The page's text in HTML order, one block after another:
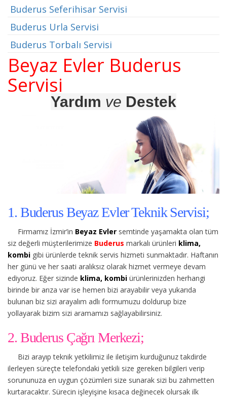
Buderus Seferihisar Servisi
Buderus Urla Servisi
Buderus Torbalı Servisi
Beyaz Evler Buderus
Servisi
Yardım ve Destek
1. Buderus Beyaz Evler Teknik Servisi;
Firmamız İzmir’in Beyaz Evler semtinde yaşamakta olan tüm
siz değerli müşterilerimize Buderus markalı ürünleri klima,
kombi gibi ürünlerde teknik servis hizmeti sunmaktadır. Haftanın
her günü ve her saati aralıksız olarak hizmet vermeye devam
ediyoruz. Eğer sizinde klima, kombi ürünlerinizden herhangi
birinde bir arıza var ise hemen bizi arayabilir veya yukarıda
bulunan biz sizi arayalım adlı formumuzu doldurup bize
yollayarak bizim sizi aramamızı sağlayabilirsiniz.
2. Buderus Çağrı Merkezi;
Bizi arayıp teknik yetkilimiz ile iletişim kurduğunuz takdirde
ilerleyen süreçte telefondaki yetkili size gereken bilgileri verip
sorununuza en uygun çözümleri size sunarak sizi bu zahmetten
kurtaracaktır. Sürecin işleyişine kısaca değinecek olursak ilk